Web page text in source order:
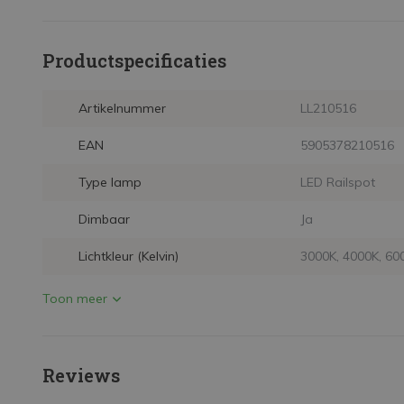
Productspecificaties
Artikelnummer LL210516
EAN 5905378210516
Type lamp LED Railspot
Dimbaar Ja
Lichtkleur (Kelvin) 3000K, 4000K,
Toon meer
Reviews